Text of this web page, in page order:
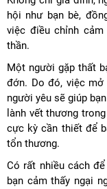
hội như bạn bè,
việc điều chỉnh
thần.
Một người gặp thất
đớn. Do đó, việc
người yêu sẽ giúp
lành vết thương
cực kỳ cần thiết để
tổn thương.
Có rất nhiều cách
bạn cảm thấy ngại